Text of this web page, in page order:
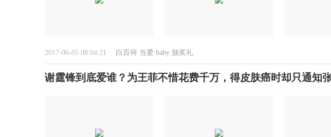
2017-06-05 08:04:21 白百何 当爱 baby 颁奖礼
谢霆锋到底爱谁？为王菲不惜花费千万，得皮肤癌时却只通知